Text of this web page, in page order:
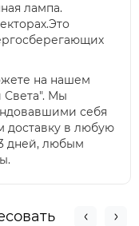
лампа.
на нашем
Света". Мы
себя
доставку в любую
дней, любым